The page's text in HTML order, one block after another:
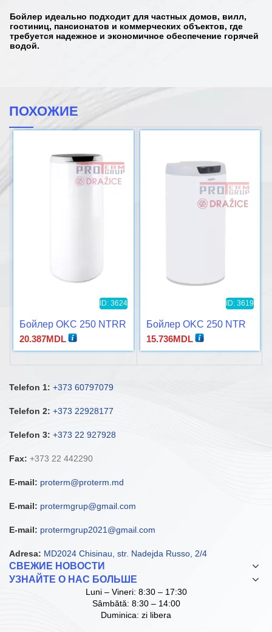
Бойлер идеально подходит для частных домов, вилл,
гостиниц, пансионатов и коммерческих объектов, где
требуется надежное и экономичное обеспечение горячей
водой.
ПОХОЖИЕ
ID: 3624
Бойлер OKC 250 NTRR
20.387MDL
ID: 3619
Бойлер OKC 250 NTR
15.736MDL
Telefon 1: +373 60797079
Telefon 2: +373 22928177
Telefon 3: +373 22 927928
Fax: +373 22 442290
E-mail: proterm@proterm.md
E-mail: protermgrup@gmail.com
E-mail: protermgrup2021@gmail.com
Adresa: MD2024 Chisinau, str. Nadejda Russo, 2/4
СВЕЖИЕ НОВОСТИ
УЗНАЙТЕ О НАС БОЛЬШЕ
Luni – Vineri: 8:30 – 17:30
Sâmbătă: 8:30 – 14:00
Duminica: zi libera